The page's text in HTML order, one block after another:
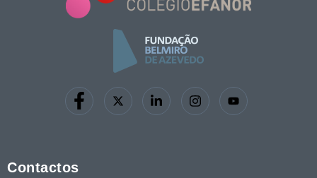
Contactos